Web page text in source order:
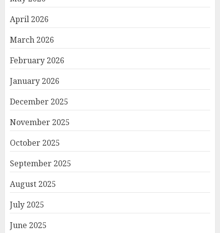
April 2026
March 2026
February 2026
January 2026
December 2025
November 2025
October 2025
September 2025
August 2025
July 2025
June 2025